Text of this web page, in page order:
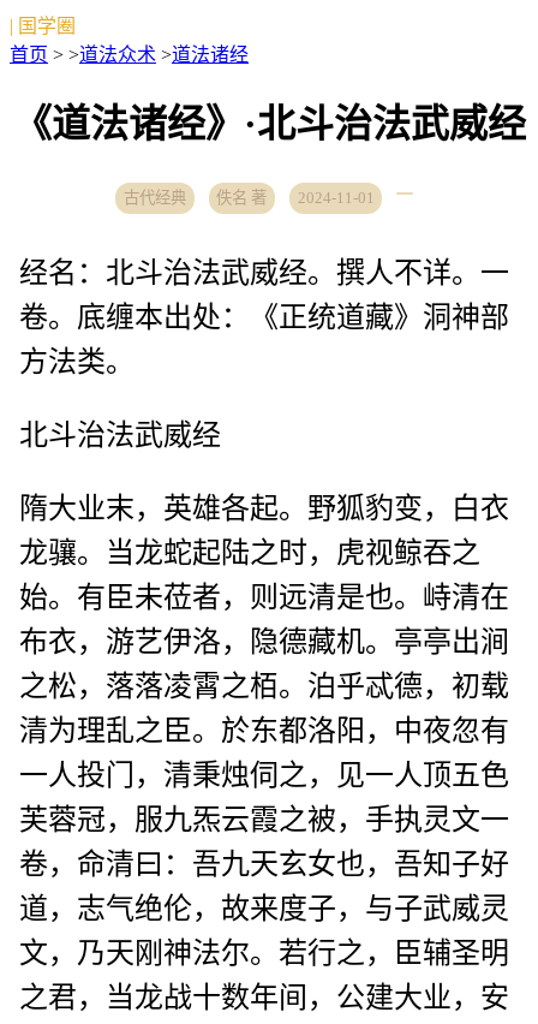
| 国学圈
首页 > >道法众术 >道法诸经
《道法诸经》·北斗治法武威经
古代经典 佚名 著 2024-11-01
经名：北斗治法武威经。撰人不详。一
卷。底缠本出处：《正统道藏》洞神部
方法类。
北斗治法武威经
隋大业末，英雄各起。野狐豹变，白衣
龙骧。当龙蛇起陆之时，虎视鲸吞之
始。有臣未莅者，则远清是也。峙清在
布衣，游艺伊洛，隐德藏机。亭亭出涧
之松，落落凌霄之栢。泊乎忒德，初载
清为理乱之臣。於东都洛阳，中夜忽有
一人投门，清秉烛伺之，见一人顶五色
芙蓉冠，服九炁云霞之被，手执灵文一
卷，命清曰：吾九天玄女也，吾知子好
道，志气绝伦，故来度子，与子武威灵
文，乃天刚神法尔。若行之，臣辅圣明
之君，当龙战十数年间，公建大业，安